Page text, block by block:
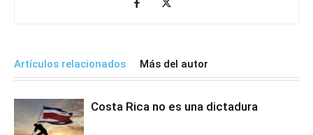
Artículos relacionados Más del autor
Costa Rica no es una dictadura